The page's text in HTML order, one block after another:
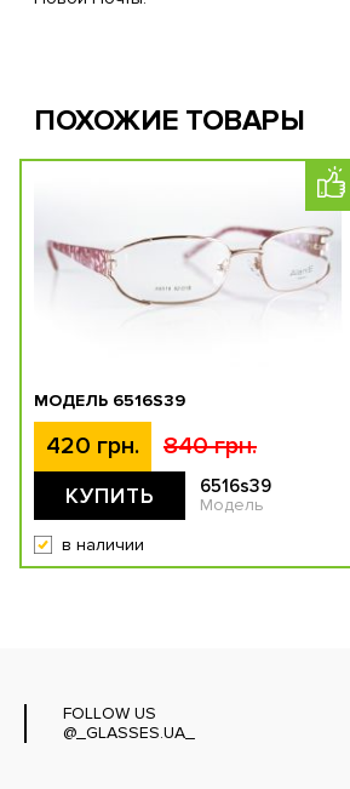
ПОХОЖИЕ ТОВАРЫ
МОДЕЛЬ 6516S39
420 грн. 840 грн.
КУПИТЬ 6516s39
Модель
в наличии
FOLLOW US
@_GLASSES.UA_